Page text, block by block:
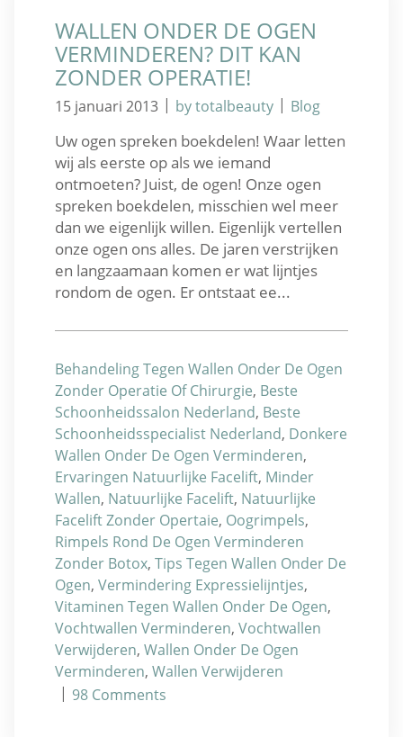
WALLEN ONDER DE OGEN
VERMINDEREN? DIT KAN
ZONDER OPERATIE!
15 januari 2013 | by totalbeauty | Blog
Uw ogen spreken boekdelen! Waar letten
wij als eerste op als we iemand
ontmoeten? Juist, de ogen! Onze ogen
spreken boekdelen, misschien wel meer
dan we eigenlijk willen. Eigenlijk vertellen
onze ogen ons alles. De jaren verstrijken
en langzaamaan komen er wat lijntjes
rondom de ogen. Er ontstaat ee...
Behandeling Tegen Wallen Onder De Ogen
Zonder Operatie Of Chirurgie, Beste
Schoonheidssalon Nederland, Beste
Schoonheidsspecialist Nederland, Donkere
Wallen Onder De Ogen Verminderen,
Ervaringen Natuurlijke Facelift, Minder
Wallen, Natuurlijke Facelift, Natuurlijke
Facelift Zonder Opertaie, Oogrimpels,
Rimpels Rond De Ogen Verminderen
Zonder Botox, Tips Tegen Wallen Onder De
Ogen, Vermindering Expressielijntjes,
Vitaminen Tegen Wallen Onder De Ogen,
Vochtwallen Verminderen, Vochtwallen
Verwijderen, Wallen Onder De Ogen
Verminderen, Wallen Verwijderen
| 98 Comments